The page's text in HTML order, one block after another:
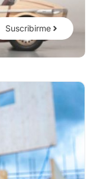
Suscribirme